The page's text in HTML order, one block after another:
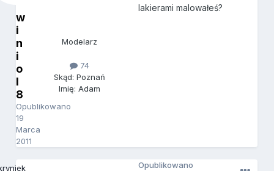
w
i
n
i
o
l
8
Opublikowano
19
Marca
2011
Modelarz
74
Skąd: Poznań
Imię: Adam
lakierami malowałeś?
Opublikowano